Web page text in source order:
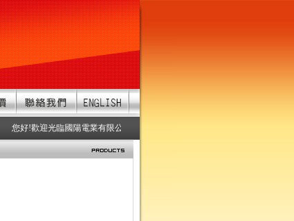
您好!歡迎光臨國陽電業有限公司 服務項目：防水連接器、防水接頭、防水